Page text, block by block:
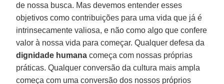
de nossa busca. Mas devemos entender esses
objetivos como contribuições para uma vida que já é
intrinsecamente valiosa, e não como algo que confere
valor à nossa vida para começar. Qualquer defesa da
dignidade humana começa com nossas próprias
práticas. Qualquer conversão da cultura mais ampla
começa com uma conversão dos nossos próprios